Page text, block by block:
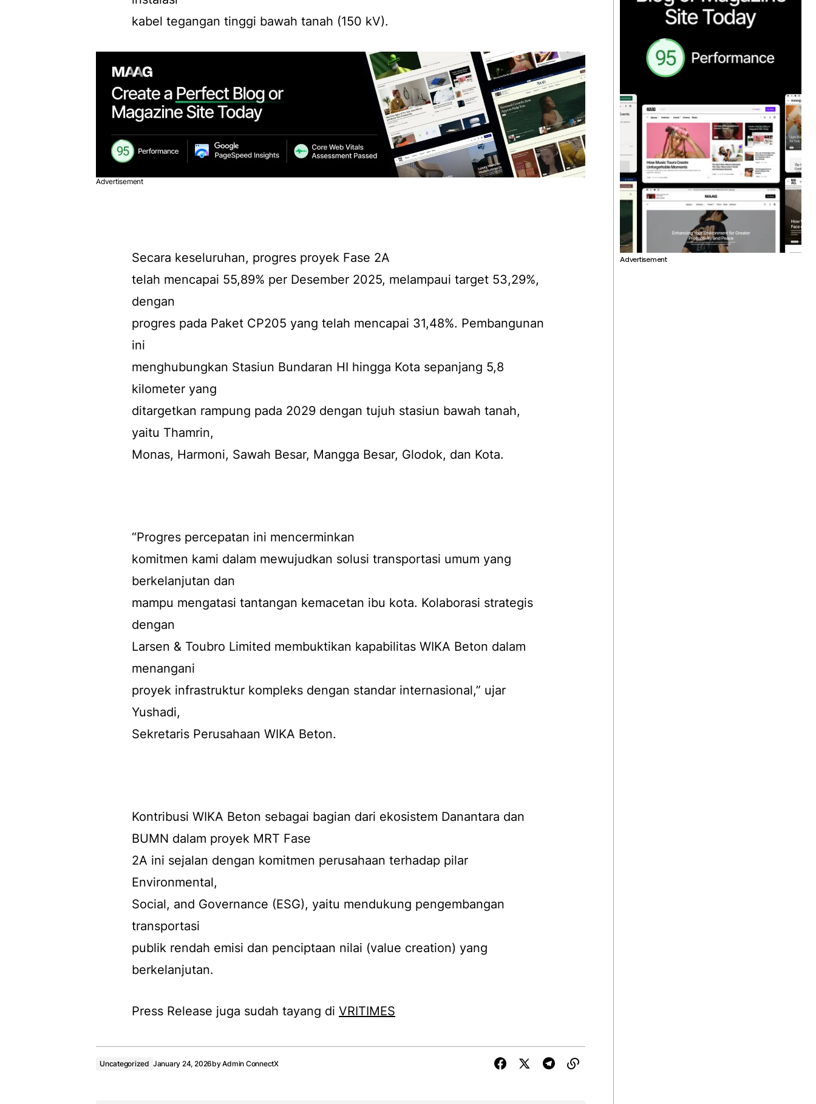
kabel tegangan tinggi bawah tanah (150 kV).
Advertisement
Secara keseluruhan, progres proyek Fase 2A
telah mencapai 55,89% per Desember 2025, melampaui target 53,29%,
dengan
progres pada Paket CP205 yang telah mencapai 31,48%. Pembangunan
ini
menghubungkan Stasiun Bundaran HI hingga Kota sepanjang 5,8
kilometer yang
ditargetkan rampung pada 2029 dengan tujuh stasiun bawah tanah,
yaitu Thamrin,
Monas, Harmoni, Sawah Besar, Mangga Besar, Glodok, dan Kota.
“Progres percepatan ini mencerminkan
komitmen kami dalam mewujudkan solusi transportasi umum yang
berkelanjutan dan
mampu mengatasi tantangan kemacetan ibu kota. Kolaborasi strategis
dengan
Larsen & Toubro Limited membuktikan kapabilitas WIKA Beton dalam
menangani
proyek infrastruktur kompleks dengan standar internasional,” ujar
Yushadi,
Sekretaris Perusahaan WIKA Beton.​
Kontribusi WIKA Beton sebagai bagian dari ekosistem Danantara dan
BUMN dalam proyek MRT Fase
2A ini sejalan dengan komitmen perusahaan terhadap pilar
Environmental,
Social, and Governance (ESG), yaitu mendukung pengembangan
transportasi
publik rendah emisi dan penciptaan nilai (value creation) yang
berkelanjutan.
Press Release juga sudah tayang di VRITIMES
Uncategorized January 24, 2026byAdmin ConnectX
Advertisement